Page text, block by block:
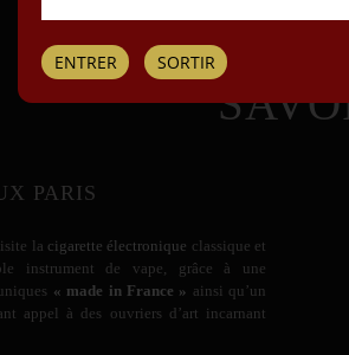
PARIS
la cigarette électronique classique et
instrument de vape, grâce à une
« made in France » ainsi qu’un
appel à des ouvriers d’art incarnant
ENTRER SORTIR